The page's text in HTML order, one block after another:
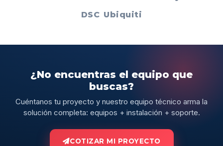
DSC Ubiquiti
¿No encuentras el equipo que
buscas?
Cuéntanos tu proyecto y nuestro equipo técnico arma la
solución completa: equipos + instalación + soporte.
COTIZAR MI PROYECTO